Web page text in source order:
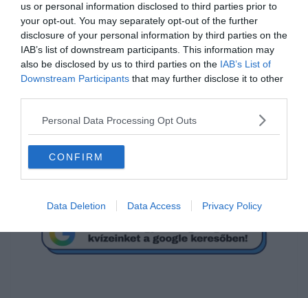
us or personal information disclosed to third parties prior to
your opt-out. You may separately opt-out of the further
disclosure of your personal information by third parties on the
IAB’s list of downstream participants. This information may
also be disclosed by us to third parties on the IAB’s List of
Downstream Participants that may further disclose it to other
Personal Data Processing Opt Outs
CONFIRM
Data Deletion Data Access Privacy Policy
Mi a megoldás?
90
60